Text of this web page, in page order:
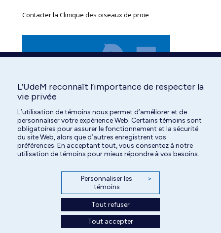
Contacter la Clinique des oiseaux de proie
L’UdeM reconnaît l’importance de respecter la
vie privée
L’utilisation de témoins nous permet d’améliorer et de
personnaliser votre expérience Web. Certains témoins sont
obligatoires pour assurer le fonctionnement et la sécurité
du site Web, alors que d’autres enregistrent vos
préférences. En acceptant tout, vous consentez à notre
utilisation de témoins pour mieux répondre à vos besoins.
Personnaliser les
témoins
>
Tout refuser
Tout accepter